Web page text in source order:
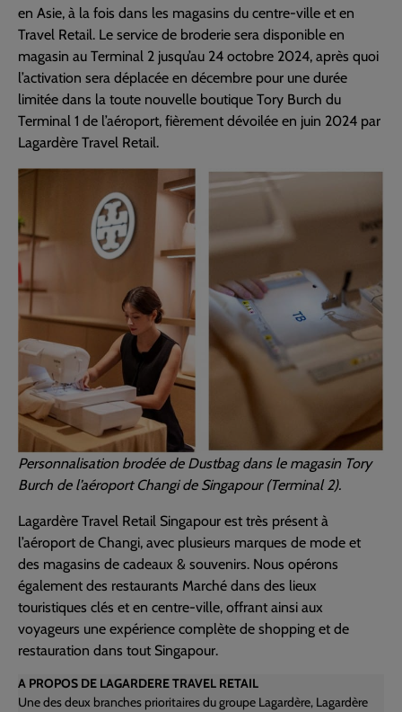
en Asie, à la fois dans les magasins du centre-ville et en
Travel Retail. Le service de broderie sera disponible en
magasin au Terminal 2 jusqu’au 24 octobre 2024, après quoi
l’activation sera déplacée en décembre pour une durée
limitée dans la toute nouvelle boutique Tory Burch du
Terminal 1 de l’aéroport, fièrement dévoilée en juin 2024 par
Lagardère Travel Retail.
Personnalisation brodée de Dustbag dans le magasin Tory
Burch de l’aéroport Changi de Singapour (Terminal 2).
Lagardère Travel Retail Singapour est très présent à
l’aéroport de Changi, avec plusieurs marques de mode et
des magasins de cadeaux & souvenirs. Nous opérons
également des restaurants Marché dans des lieux
touristiques clés et en centre-ville, offrant ainsi aux
voyageurs une expérience complète de shopping et de
restauration dans tout Singapour.
A PROPOS DE LAGARDERE TRAVEL RETAIL
Une des deux branches prioritaires du groupe Lagardère, Lagardère